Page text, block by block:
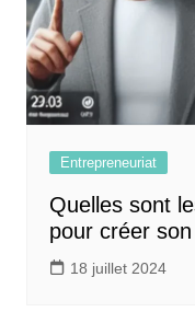
Entrepreneuriat
Quelles sont
pour créer
18 juillet 2024